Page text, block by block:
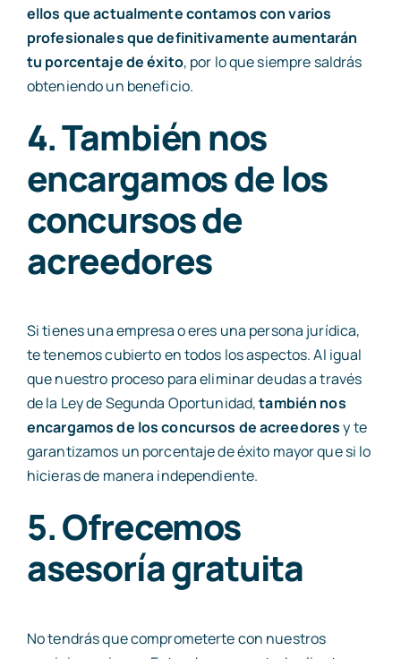
ellos que actualmente contamos con varios
profesionales que definitivamente aumentarán
tu porcentaje de éxito, por lo que siempre saldrás
obteniendo un beneficio.
4. También nos
encargamos de los
concursos de
acreedores
Si tienes una empresa o eres una persona jurídica,
te tenemos cubierto en todos los aspectos. Al igual
que nuestro proceso para eliminar deudas a través
de la Ley de Segunda Oportunidad,también nos
encargamos de los concursos de acreedoresy te
garantizamos un porcentaje de éxito mayor que si lo
hicieras de manera independiente.
5. Ofrecemos
asesoría gratuita
No tendrás que comprometerte con nuestros